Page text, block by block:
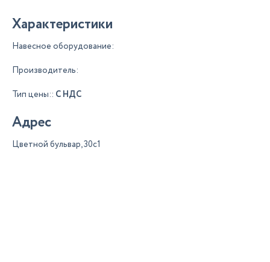
Характеристики
Навесное оборудование:
Производитель:
Тип цены:: С НДС
Адрес
Цветной бульвар, 30с1